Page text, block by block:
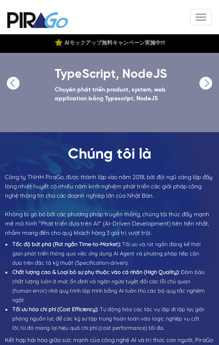
AIモックアップ無料キャンペーン実施中!!!
TypeScript, NodeJS
Chuyên phát triển product, system, web
application bằng Typescript, NodeJS
Chúng tôi là
Công ty TNHH PiraGo, được thành lập vào năm 2018, bởi đội ngũ sáng lập đầy
lòng nhiệt huyết có nhiều năm kinh nghiệm phát triển các giải pháp công
nghệ thông tin cho các doanh nghiệp lớn của Nhật Bản.
Không bị gò bó bởi các phương pháp truyền thống, chúng tôi thúc đẩy mạnh
mẽ mô hình "Phát triển dựa trên AI" (AI-Driven Development) tiên tiến nhất,
nhằm mang đến cho quý khách hàng 3 giá trị vượt trội.
Tốc độ bứt phá (Rút ngắn Time-to-Market): Tối ưu và rút ngắn đáng kể thời
gian phát triển thông qua việc ứng dụng AI Agent và phương pháp tiếp cận
dựa trên đặc tả kỹ thuật (Specification-driven).
Chất lượng cao & Loại bỏ sự phụ thuộc vào cá nhân (High Quality): Đảm bảo
chất lượng luôn ở mức ổn định và ngăn ngừa tuyệt đối các lỗi chủ quan
(human error) nhờ quy trình lập trình bằng AI tuân thủ các bộ quy tắc nghiêm
ngặt.
Tối ưu hóa chi phí (Cost Efficiency): Tự động hóa các tác vụ lặp đi lặp lại, giải
phóng nguồn lực để các kỹ sư tập trung hoàn toàn vào logic nghiệp vụ cốt
lõi, từ đó mang lại hiệu quả chi phí (cost performance) tối đa.
Kết hợp hài hòa giữa sức mạnh của công nghệ AI và tri thức con người, PiraGo